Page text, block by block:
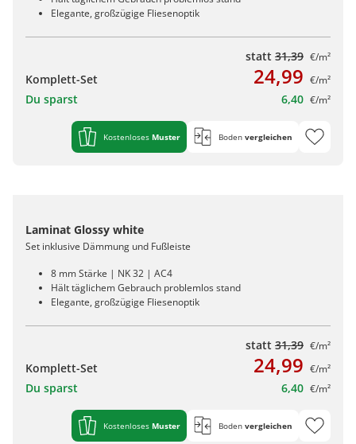
Elegante, großzügige Fliesenoptik
statt 31,39 €/m²
Komplett-Set 24,99 €/m²
Du sparst 6,40 €/m²
Kostenloses Muster Boden vergleichen
Laminat Glossy white
Set inklusive Dämmung und Fußleiste
8 mm Stärke | NK 32 | AC4
Hält täglichem Gebrauch problemlos stand
Elegante, großzügige Fliesenoptik
statt 31,39 €/m²
Komplett-Set 24,99 €/m²
Du sparst 6,40 €/m²
Kostenloses Muster Boden vergleichen